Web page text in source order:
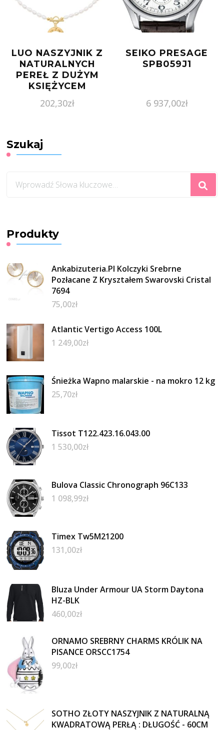
LUO NASZYJNIK Z
NATURALNYCH
PEREŁ Z DUŻYM
KSIĘŻYCEM
202,30zł
SEIKO PRESAGE
SPB059J1
6 937,00zł
Szukaj
czegoś?
Produkty
Ankabizuteria.Pl Kolczyki Srebrne
Pozłacane Z Kryształem Swarovski Cristal
7694
75,00zł
Atlantic Vertigo Access 100L
1 249,00zł
Śnieżka Wapno malarskie - na mokro 12 kg
25,70zł
Tissot T122.423.16.043.00
1 530,00zł
Bulova Classic Chronograph 96C133
1 098,99zł
Timex Tw5M21200
131,00zł
Bluza Under Armour UA Storm Daytona
HZ-BLK
460,00zł
ORNAMO SREBRNY CHARMS KRÓLIK NA
PISANCE ORSCC1754
99,00zł
SOTHO ZŁOTY NASZYJNIK Z NATURALNĄ
KWADRATOWĄ PERŁĄ : DŁUGOŚĆ - 60CM